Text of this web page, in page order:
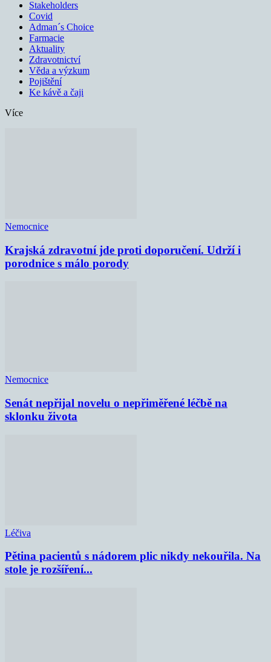
Stakeholders
Covid
Adman´s Choice
Farmacie
Aktuality
Zdravotnictví
Věda a výzkum
Pojištění
Ke kávě a čaji
Více
Nemocnice
Krajská zdravotní jde proti doporučení. Udrží i
porodnice s málo porody
Nemocnice
Senát nepřijal novelu o nepřiměřené léčbě na
sklonku života
Léčiva
Pětina pacientů s nádorem plic nikdy nekouřila. Na
stole je rozšíření...